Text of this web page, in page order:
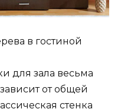
в гостиной
для зала весьма
от общей
стенка